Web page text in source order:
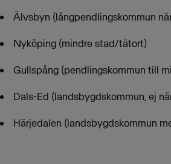
Älvsbyn (långpendlingskommun
Nyköping (mindre stad/tätort)
Gullspång (pendlingskommun till
Dals-Ed (landsbygdskommun, ej
Härjedalen (landsbygdskommun